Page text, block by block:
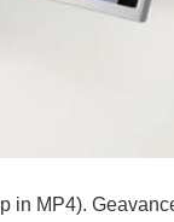
in MP4).